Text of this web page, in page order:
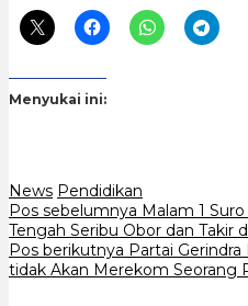
Menyukai ini:
News Pendidikan
Navigasi
pos
Pos sebelumnya Malam 1
Tengah Seribu Obor dan Takir
Pos berikutnya Partai
tidak Akan Merekom Seorang